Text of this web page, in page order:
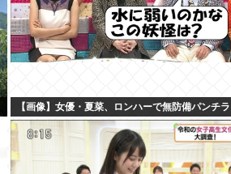
【画像】女優・夏菜、ロンハーで無防備パンチラ